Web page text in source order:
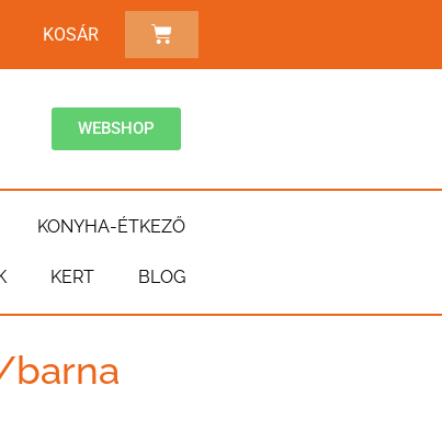
KOSÁR
WEBSHOP
KONYHA-ÉTKEZŐ
KERT BLOG
barna